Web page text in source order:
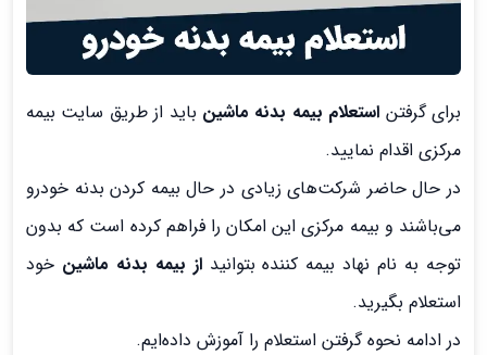
برای گرفتن استعلام بیمه بدنه ماشین باید از طریق سایت بیمه
مرکزی اقدام نمایید.
در حال حاضر شرکت‌های زیادی در حال بیمه کردن بدنه خودرو
می‌باشند و بیمه مرکزی این امکان را فراهم کرده است که بدون
توجه به نام نهاد بیمه کننده بتوانید از بیمه بدنه ماشین خود
استعلام بگیرید.
در ادامه نحوه گرفتن استعلام را آموزش داده‌ایم.